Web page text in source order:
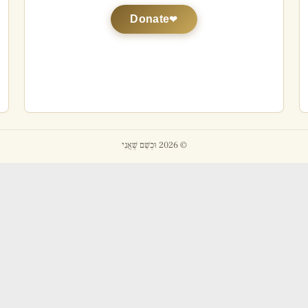
Donate
© 2026 וּכְשֵׁם שֶׁאֲנִי